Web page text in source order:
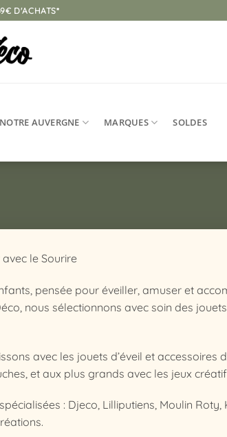
D'ACHATS*
NOTRE AUVERGNE MARQUES SOLDES
le Sourire
pensée pour éveiller, amuser et
nous sélectionnons avec soin des
avec les jouets d’éveil et accessoires
et aux plus grands avec les jeux
: Djeco, Lilliputiens, Moulin Roty,